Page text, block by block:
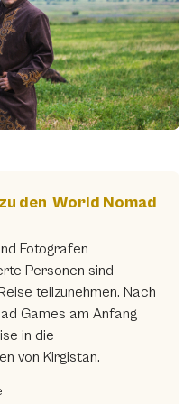
den World Nomad
Fotografen
Personen sind
teilzunehmen. Nach
Games am Anfang
in die
von Kirgistan.